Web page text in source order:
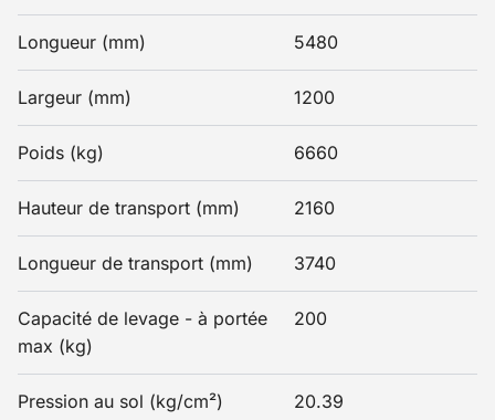
Longueur (mm) 5480
Largeur (mm) 1200
Poids (kg) 6660
Hauteur de transport (mm) 2160
Longueur de transport (mm) 3740
Capacité de levage - à portée
max (kg)
200
Pression au sol (kg/cm²) 20.39